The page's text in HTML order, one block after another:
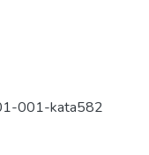
001-kata582